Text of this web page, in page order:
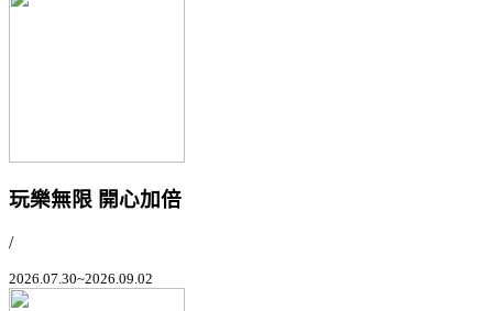
玩樂無限 開心加倍
/
2026.07.30~2026.09.02